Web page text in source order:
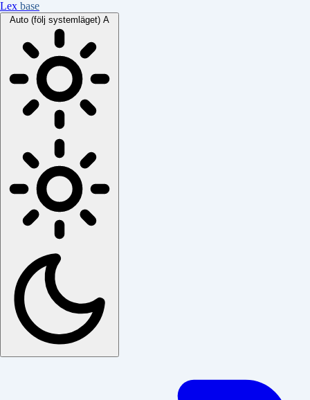
Lex base
Auto (följ systemläget) A